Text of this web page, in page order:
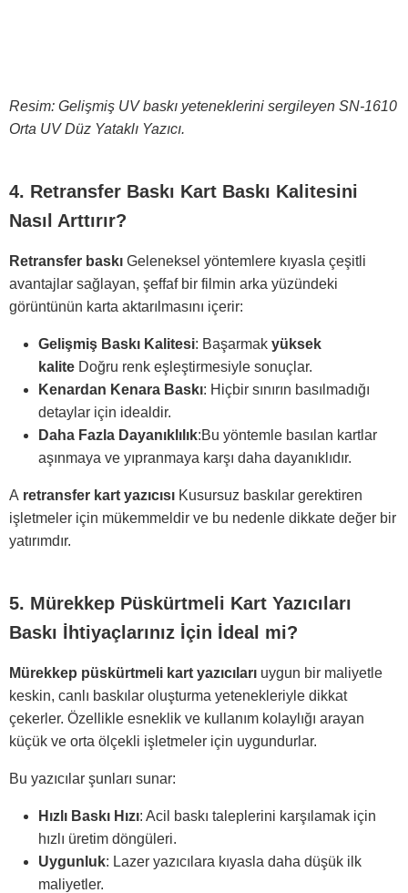
Resim: Gelişmiş UV baskı yeteneklerini sergileyen SN-1610
Orta UV Düz Yataklı Yazıcı.
4. Retransfer Baskı Kart Baskı Kalitesini
Nasıl Arttırır?
Retransfer baskı Geleneksel yöntemlere kıyasla çeşitli
avantajlar sağlayan, şeffaf bir filmin arka yüzündeki
görüntünün karta aktarılmasını içerir:
Gelişmiş Baskı Kalitesi: Başarmak yüksek
kalite Doğru renk eşleştirmesiyle sonuçlar.
Kenardan Kenara Baskı: Hiçbir sınırın basılmadığı
detaylar için idealdir.
Daha Fazla Dayanıklılık:Bu yöntemle basılan kartlar
aşınmaya ve yıpranmaya karşı daha dayanıklıdır.
A retransfer kart yazıcısı Kusursuz baskılar gerektiren
işletmeler için mükemmeldir ve bu nedenle dikkate değer bir
yatırımdır.
5. Mürekkep Püskürtmeli Kart Yazıcıları
Baskı İhtiyaçlarınız İçin İdeal mi?
Mürekkep püskürtmeli kart yazıcıları uygun bir maliyetle
keskin, canlı baskılar oluşturma yetenekleriyle dikkat
çekerler. Özellikle esneklik ve kullanım kolaylığı arayan
küçük ve orta ölçekli işletmeler için uygundurlar.
Bu yazıcılar şunları sunar:
Hızlı Baskı Hızı: Acil baskı taleplerini karşılamak için
hızlı üretim döngüleri.
Uygunluk: Lazer yazıcılara kıyasla daha düşük ilk
maliyetler.